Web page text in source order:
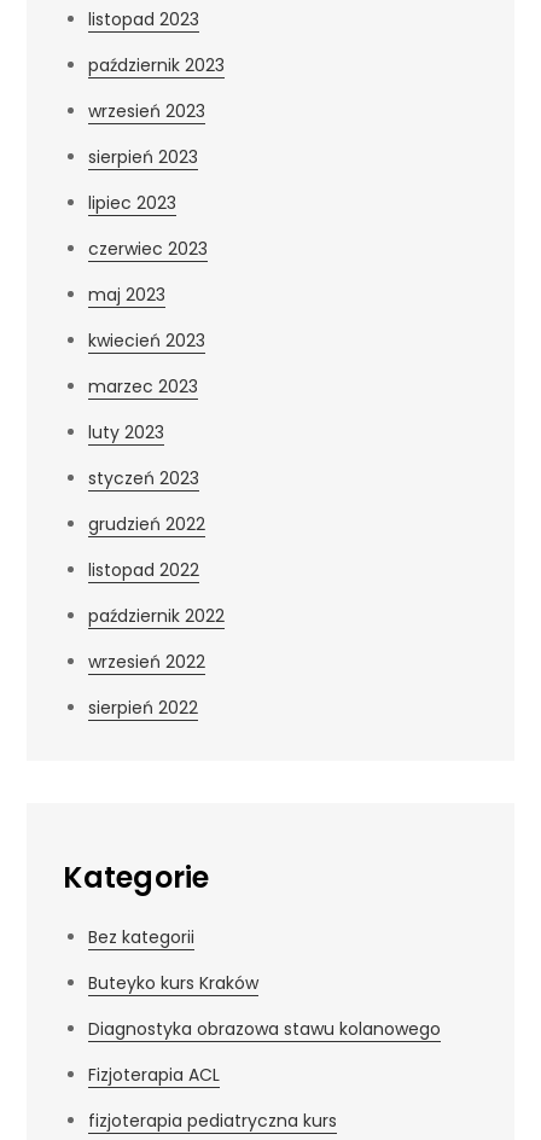
listopad 2023
październik 2023
wrzesień 2023
sierpień 2023
lipiec 2023
czerwiec 2023
maj 2023
kwiecień 2023
marzec 2023
luty 2023
styczeń 2023
grudzień 2022
listopad 2022
październik 2022
wrzesień 2022
sierpień 2022
Kategorie
Bez kategorii
Buteyko kurs Kraków
Diagnostyka obrazowa stawu kolanowego
Fizjoterapia ACL
fizjoterapia pediatryczna kurs